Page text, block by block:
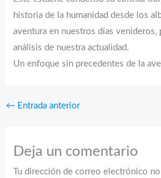
historia de la humanidad desde los
aventura en nuestros días venideros,
análisis de nuestra actualidad.
Un enfoque sin precedentes de la
← Entrada anterior
Deja un comentario
Tu dirección de correo electrónico